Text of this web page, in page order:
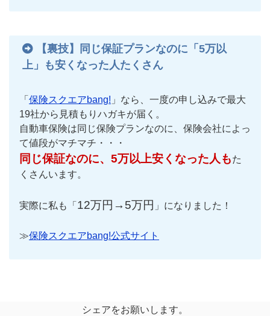
【裏技】同じ保証プランなのに「5万以
上」も安くなった人たくさん
「 保険スクエアbang! 」なら、一度の申し込みで最大
19社から見積もりハガキが届く。
自動車保険は同じ保険プランなのに、保険会社によっ
て値段がマチマチ・・・
同じ保証なのに、5万以上安くなった人もた
くさんいます。
実際に私も「 12万円→5万円 」になりました！
≫保険スクエアbang!公式サイト
シェアをお願いします。